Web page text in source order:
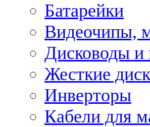
Батарейки
Видеочипы,
Дисководы и
Жесткие
Инверторы
Кабели для